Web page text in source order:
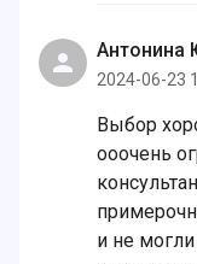
Антонина
2024-06-23
Выбор
ооочень
и не